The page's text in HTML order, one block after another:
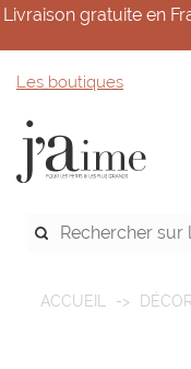
Livraison gratuite en
Les boutiques
ACCUEIL